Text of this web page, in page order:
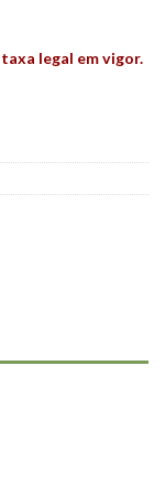
legal em vigor.